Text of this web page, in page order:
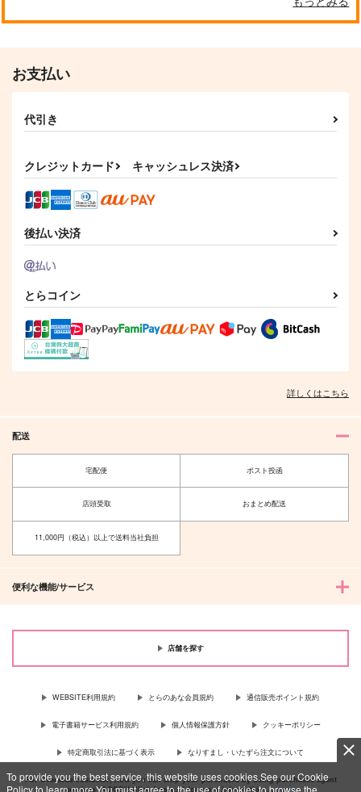
To provide you the best service, this website uses cookies.See our Cookie
Policy to learn more.You must agree to the use of cookies to browse the
お支払い
代引き
クレジットカード キャッシュレス決済
後払い決済
とらコイン
詳しくはこちら
配送
宅配便 ポスト投函
店頭受取 おまとめ配送
11,000円（税込）以上で送料当社負担
便利な機能/サービス
店舗を探す
WEBSITE利用規約 とらのあな会員規約 通信販売ポイント規約
電子書籍サービス利用規約 個人情報保護方針 クッキーポリシー
特定商取引法に基づく表示 なりすまし・いたずら注文について
For Overseas customer, now you can ship your purchases by using purchases agent
services “AOCS”! Click {more…} for more information …more